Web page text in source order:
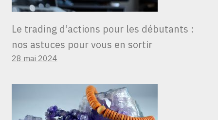
Le trading d’actions pour les débutants :
nos astuces pour vous en sortir
28 mai 2024